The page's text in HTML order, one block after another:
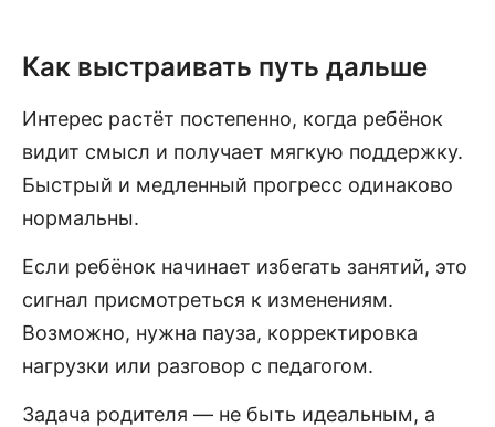
Как выстраивать путь дальше
Интерес растёт постепенно, когда ребёнок
видит смысл и получает мягкую поддержку.
Быстрый и медленный прогресс одинаково
нормальны.
Если ребёнок начинает избегать занятий, это
сигнал присмотреться к изменениям.
Возможно, нужна пауза, корректировка
нагрузки или разговор с педагогом.
Задача родителя — не быть идеальным, а